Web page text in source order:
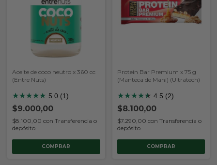
Aceite de coco neutro x 360 cc
(Entre Nuts)
★★★★★ 5.0 (1)
$9.000,00
$8.100,00 con Transferencia o
depósito
Protein Bar Premium x 75 g
(Manteca de Mani) (Ultratech)
★★★★★
★ 4.5 (2)
$8.100,00
$7.290,00 con Transferencia o
depósito
COMPRAR